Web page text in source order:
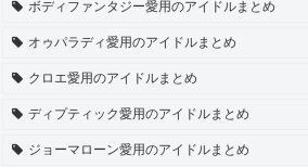
ボディファンタジー愛用のアイドルまとめ
オゥパラディ愛用のアイドルまとめ
クロエ愛用のアイドルまとめ
ディプティック愛用のアイドルまとめ
ジョーマローン愛用のアイドルまとめ